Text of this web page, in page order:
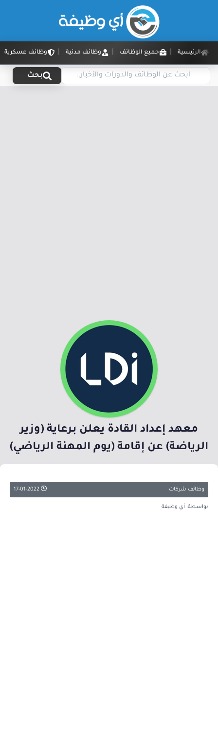
الرئيسية جميع الوظائف وظائف مدنية وظائف عسكرية
بحث
معهد إعداد القادة يعلن برعاية (وزير
الرياضة) عن إقامة (يوم المهنة الرياضي)
وظائف شركات
بواسطة: أي وظيفة